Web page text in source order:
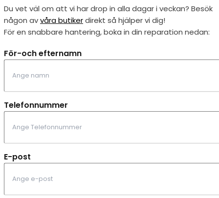
Du vet väl om att vi har drop in alla dagar i veckan? Besök
någon avvåra butikerdirekt så hjälper vi dig!
För en snabbare hantering, boka in din reparation nedan:
För-och efternamn
Telefonnummer
E-post